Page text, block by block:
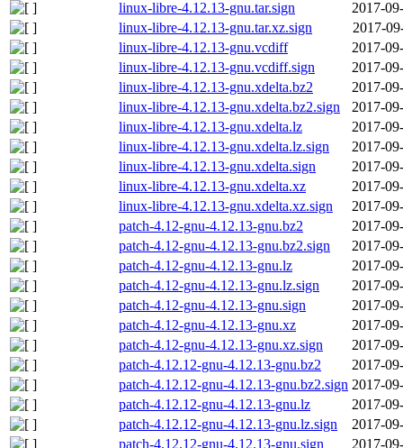
linux-libre-4.12.13-gnu.tar.sign
2017-
linux-libre-4.12.13-gnu.tar.xz.sign
2017-
linux-libre-4.12.13-gnu.vcdiff
2017-
linux-libre-4.12.13-gnu.vcdiff.sign
2017-
linux-libre-4.12.13-gnu.xdelta.bz2
2017-
linux-libre-4.12.13-gnu.xdelta.bz2.sign
2017-
linux-libre-4.12.13-gnu.xdelta.lz
2017-
linux-libre-4.12.13-gnu.xdelta.lz.sign
2017-
linux-libre-4.12.13-gnu.xdelta.sign
2017-
linux-libre-4.12.13-gnu.xdelta.xz
2017-
linux-libre-4.12.13-gnu.xdelta.xz.sign
2017-
patch-4.12-gnu-4.12.13-gnu.bz2
2017-
patch-4.12-gnu-4.12.13-gnu.bz2.sign
2017-
patch-4.12-gnu-4.12.13-gnu.lz
2017-
patch-4.12-gnu-4.12.13-gnu.lz.sign
2017-
patch-4.12-gnu-4.12.13-gnu.sign
2017-
patch-4.12-gnu-4.12.13-gnu.xz
2017-
patch-4.12-gnu-4.12.13-gnu.xz.sign
2017-
patch-4.12.12-gnu-4.12.13-gnu.bz2
2017-
patch-4.12.12-gnu-4.12.13-gnu.bz2.sign 2017-
patch-4.12.12-gnu-4.12.13-gnu.lz
2017-
patch-4.12.12-gnu-4.12.13-gnu.lz.sign
2017-
patch-4.12.12-gnu-4.12.13-gnu.sign
2017-